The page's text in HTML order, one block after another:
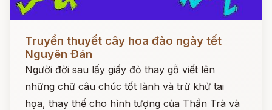
Đọc ngay
Truyền thuyết cây hoa đào ngày tết
Nguyên Đán
Người đời sau lấy giấy đỏ thay gỗ viết lên
những chữ câu chúc tốt lành và trừ khử tai
họa, thay thế cho hình tượng của Thần Trà và